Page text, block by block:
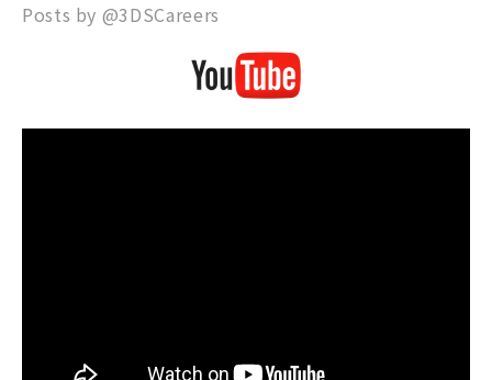
Posts by @3DSCareers